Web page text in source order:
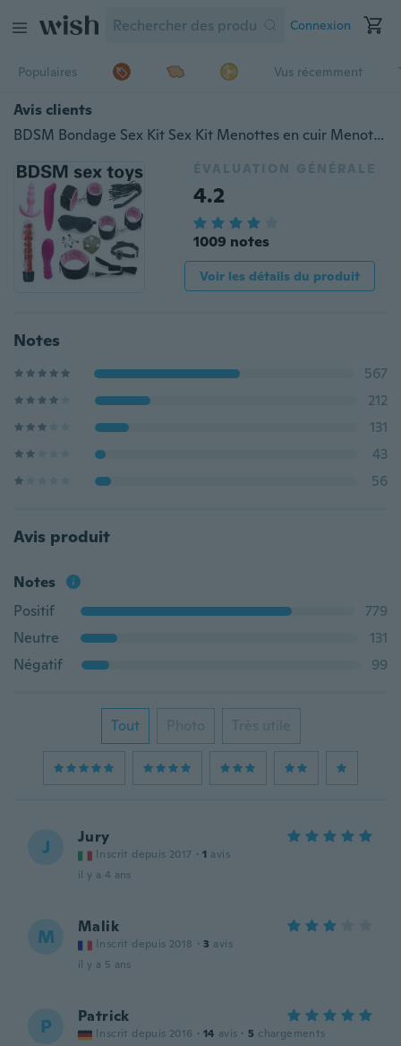
Connexion
Populaires Vus récemment
Avis clients
BDSM Bondage Sex Kit Sex Kit Menottes en cuir Menottes Fetish Adult Restraints Bondage Vibrateur Sex Toys for Women Slave Game
ÉVALUATION GÉNÉRALE
4.2
1009 notes
Voir les détails du produit
Notes
567
212
131
43
56
Avis produit
Notes
Positif
779
Neutre
131
Négatif
99
Tout Photo Très utile
J Jury
Inscrit depuis 2017 · 1 avis
il y a 4 ans
M Malik
Inscrit depuis 2018 · 3 avis
il y a 5 ans
P Patrick
Inscrit depuis 2016 · 14 avis · 5 chargements